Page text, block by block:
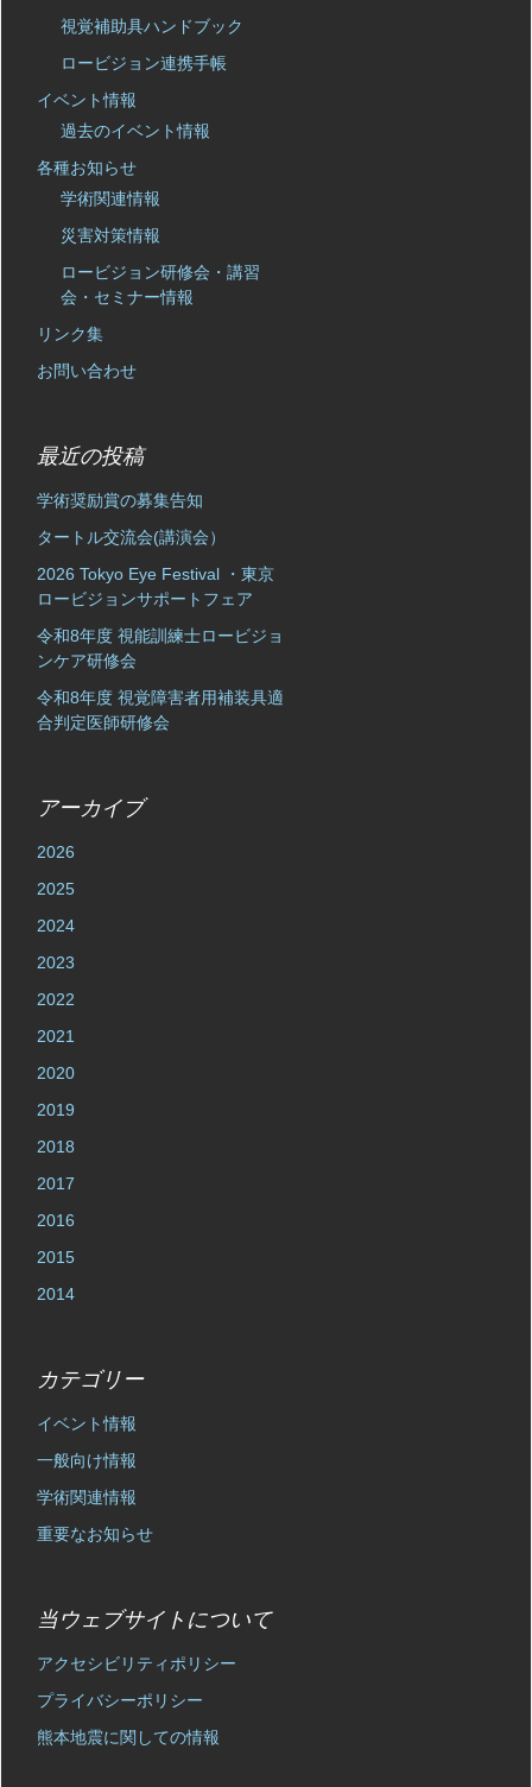
視覚補助具ハンドブック
ロービジョン連携手帳
イベント情報
過去のイベント情報
各種お知らせ
学術関連情報
災害対策情報
ロービジョン研修会・講習
会・セミナー情報
リンク集
お問い合わせ
最近の投稿
学術奨励賞の募集告知
タートル交流会(講演会）
2026 Tokyo Eye Festival ・東京
ロービジョンサポートフェア
令和8年度 視能訓練士ロービジョ
ンケア研修会
令和8年度 視覚障害者用補装具適
合判定医師研修会
アーカイブ
2026
2025
2024
2023
2022
2021
2020
2019
2018
2017
2016
2015
2014
カテゴリー
イベント情報
一般向け情報
学術関連情報
重要なお知らせ
当ウェブサイトについて
アクセシビリティポリシー
プライバシーポリシー
熊本地震に関しての情報